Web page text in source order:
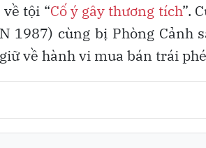
tội “Cố ý gây thương tích”.
1987) cùng bị Phòng Cảnh
về hành vi mua bán trái